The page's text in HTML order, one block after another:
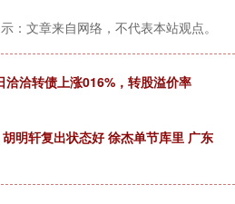
：文章来自网络，不代表本站观点。
洽洽转债上涨016%，转股溢价率
明轩复出状态好 徐杰单节库里 广东